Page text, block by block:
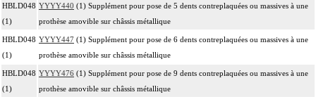
HBLD048
(1)
YYYY440 (1) Supplément pour pose de 5 dents contreplaquées ou massives à une
prothèse amovible sur châssis métallique
HBLD048
(1)
YYYY447 (1) Supplément pour pose de 6 dents contreplaquées ou massives à une
prothèse amovible sur châssis métallique
HBLD048
(1)
YYYY476 (1) Supplément pour pose de 9 dents contreplaquées ou massives à une
prothèse amovible sur châssis métallique